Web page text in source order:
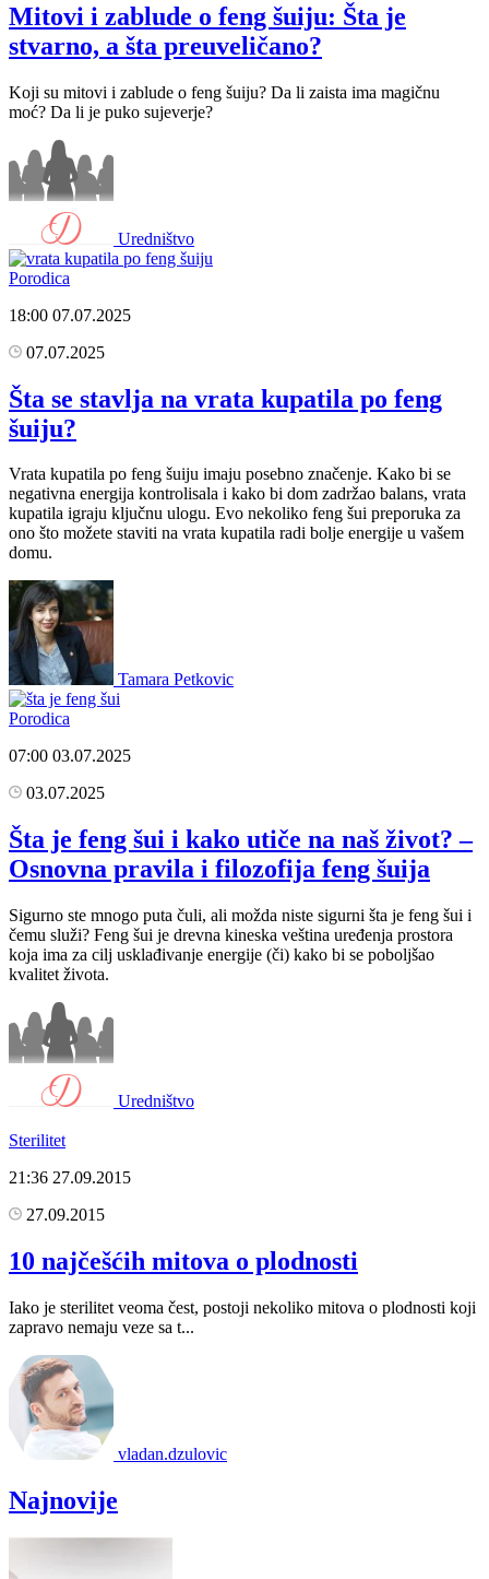
Mitovi i zablude o feng šuiju: Šta je
stvarno, a šta preuveličano?
Koji su mitovi i zablude o feng šuiju? Da li zaista ima magičnu
moć? Da li je puko sujeverje?
Uredništvo
Porodica
18:00 07.07.2025
07.07.2025
Šta se stavlja na vrata kupatila po feng
šuiju?
Vrata kupatila po feng šuiju imaju posebno značenje. Kako bi se
negativna energija kontrolisala i kako bi dom zadržao balans, vrata
kupatila igraju ključnu ulogu. Evo nekoliko feng šui preporuka za
ono što možete staviti na vrata kupatila radi bolje energije u vašem
domu.
Tamara Petkovic
Porodica
07:00 03.07.2025
03.07.2025
Šta je feng šui i kako utiče na naš život? –
Osnovna pravila i filozofija feng šuija
Sigurno ste mnogo puta čuli, ali možda niste sigurni šta je feng šui i
čemu služi? Feng šui je drevna kineska veština uređenja prostora
koja ima za cilj usklađivanje energije (či) kako bi se poboljšao
kvalitet života.
Uredništvo
Sterilitet
21:36 27.09.2015
27.09.2015
10 najčešćih mitova o plodnosti
Iako je sterilitet veoma čest, postoji nekoliko mitova o plodnosti koji
zapravo nemaju veze sa t...
vladan.dzulovic
Najnovije